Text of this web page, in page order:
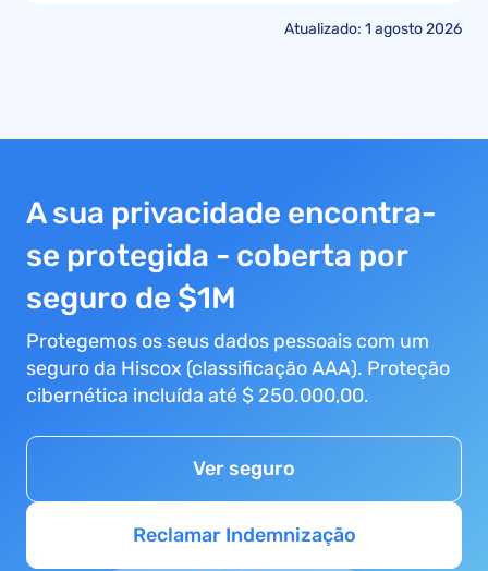
Atualizado: 1 agosto 2026
A sua privacidade encontra-
se protegida - coberta por
seguro de $1M
Protegemos os seus dados pessoais com um
seguro da Hiscox (classificação AAA). Proteção
cibernética incluída até $ 250.000,00.
Ver seguro
Reclamar Indemnização